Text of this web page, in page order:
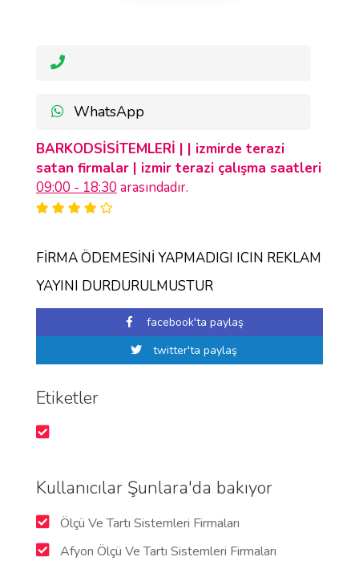
WhatsApp
BARKODSİSİTEMLERİ | | izmirde terazi
satan firmalar | izmir terazi çalışma saatleri
09:00 - 18:30 arasındadır.
FİRMA ÖDEMESİNİ YAPMADIGI ICIN REKLAM
YAYINI DURDURULMUSTUR
facebook'ta paylaş
twitter'ta paylaş
Etiketler
Kullanıcılar Şunlara'da bakıyor
Ölçü Ve Tartı Sistemleri Firmaları
Afyon Ölçü Ve Tartı Sistemleri Firmaları